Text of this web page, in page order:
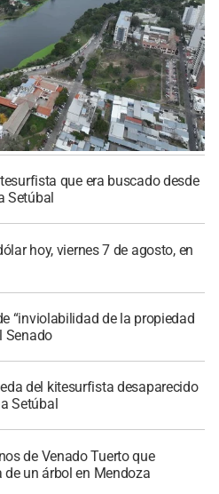
que era buscado desde
Setúbal
hoy, viernes 7 de agosto, en
“inviolabilidad de la propiedad
Senado
del kitesurfista desaparecido
Setúbal
de Venado Tuerto que
un árbol en Mendoza